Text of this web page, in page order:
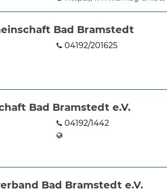
Bad Bramstedt
04192/201625
Bad Bramstedt e.V.
04192/1442
Bad Bramstedt e.V.